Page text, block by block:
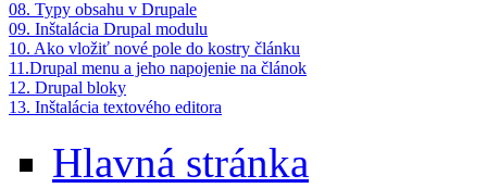
08. Typy obsahu v Drupale
09. Inštalácia Drupal modulu
10. Ako vložiť nové pole do kostry článku
11.Drupal menu a jeho napojenie na článok
12. Drupal bloky
13. Inštalácia textového editora
Hlavná stránka